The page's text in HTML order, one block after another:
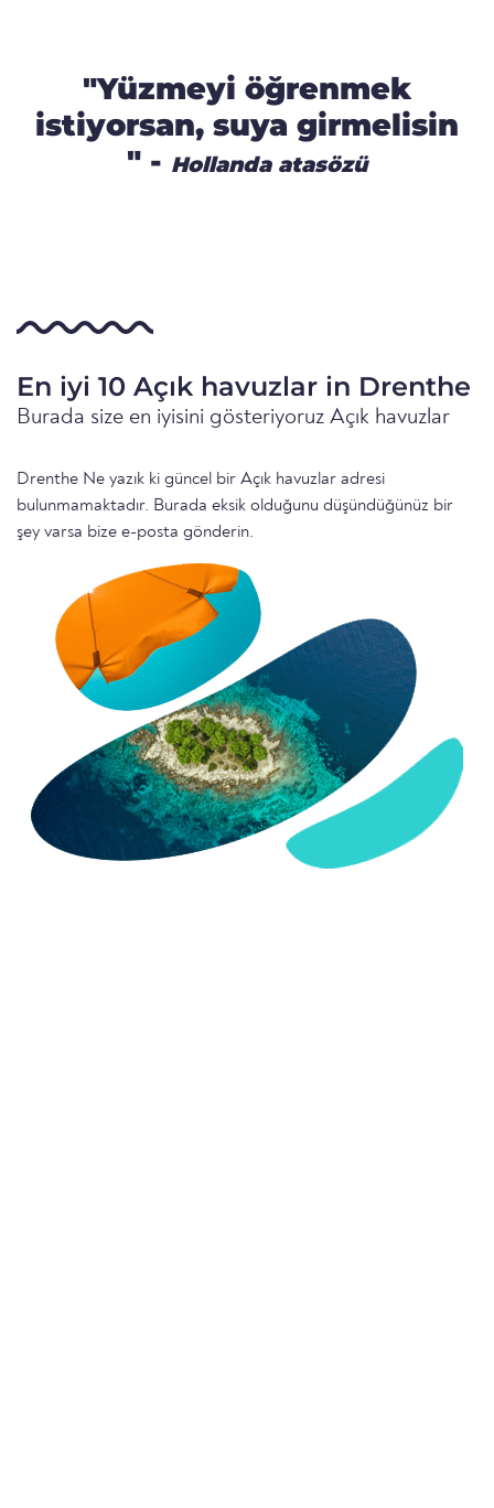
"Yüzmeyi öğrenmek
istiyorsan, suya girmelisin
" - Hollanda atasözü
En iyi 10 Açık havuzlar in Drenthe
Burada size en iyisini gösteriyoruz Açık havuzlar
Drenthe Ne yazık ki güncel bir Açık havuzlar adresi
bulunmamaktadır. Burada eksik olduğunu düşündüğünüz bir
şey varsa bize e-posta gönderin.